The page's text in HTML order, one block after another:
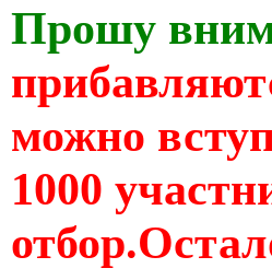
Прошу
можно
1000